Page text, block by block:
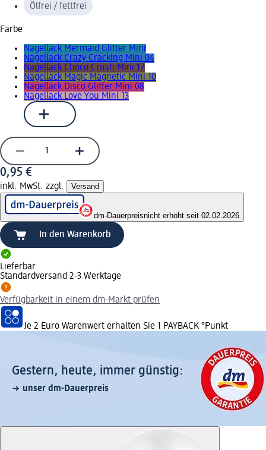
Ölfrei / fettfrei
Farbe
Nagellack Mermaid Glitter Mini
Nagellack Crazy Cracking Mini 04
Nagellack Choco Crush Mini 17
Nagellack Magic Magnetic Mini 10
Nagellack Disco Glitter Mini 08
Nagellack Love You Mini 13
0,95 €
inkl. MwSt. zzgl. Versand
dm-Dauerpreisnicht erhöht seit 02.02.2026
In den Warenkorb
Lieferbar
Standardversand 2-3 Werktage
Verfügbarkeit in einem dm-Markt prüfen
Je 2 Euro Warenwert erhalten Sie 1 PAYBACK °Punkt
Gestern, heute, immer günstig:
unser dm-Dauerpreis